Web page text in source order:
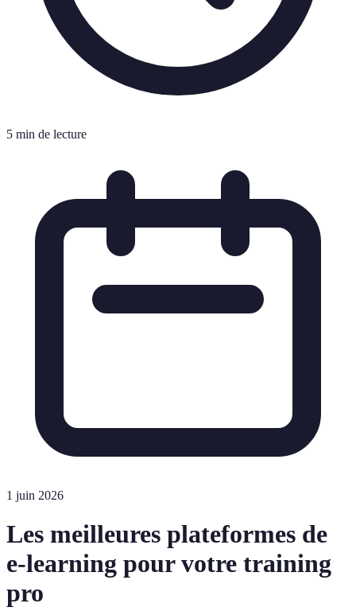
5 min de lecture
1 juin 2026
Les meilleures plateformes de
e-learning pour votre training
pro